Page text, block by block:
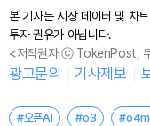
본 기사는 시장 데이터 및 차
투자 권유가 아닙니다.
<저작권자 ⓒ TokenPost,
광고문의 기사제보
#오픈AI #o3